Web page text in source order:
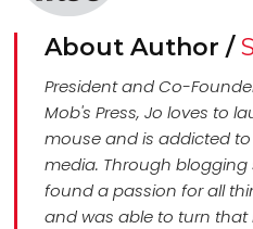
About Author /
President and Co-
Mob's Press, Jo loves to
mouse and is addicted
media. Through blogging
found a passion for all
and was able to turn that